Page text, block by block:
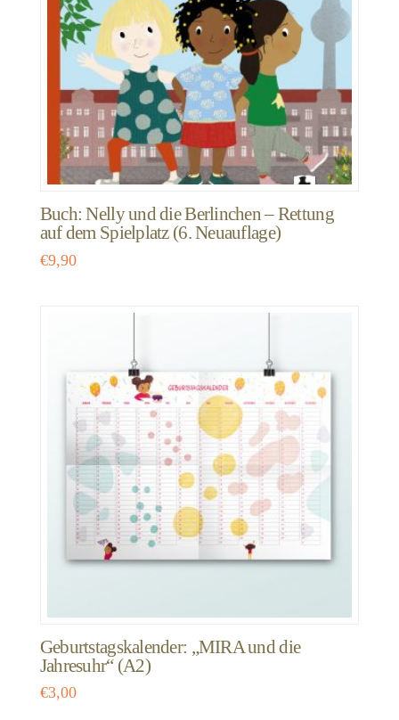
Buch: Nelly und die Berlinchen – Rettung
auf dem Spielplatz (6. Neuauflage)
€9,90
Geburtstagskalender: „MIRA und die
Jahresuhr“ (A2)
€3,00